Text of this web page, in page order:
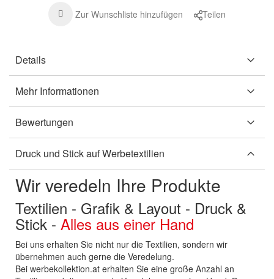
Zur Wunschliste hinzufügen Teilen
Details
Mehr Informationen
Bewertungen
Druck und Stick auf Werbetextilien
Wir veredeln Ihre Produkte
Textilien - Grafik & Layout - Druck &
Stick - Alles aus einer Hand
Bei uns erhalten Sie nicht nur die Textilien, sondern wir
übernehmen auch gerne die Veredelung.
Bei werbekollektion.at erhalten Sie eine große Anzahl an